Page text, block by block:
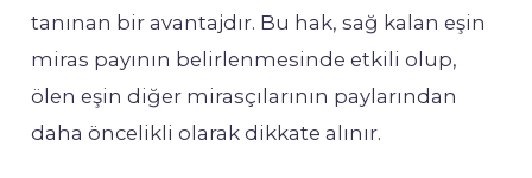
tanınan bir avantajdır. Bu hak, sağ kalan eşin
miras payının belirlenmesinde etkili olup,
ölen eşin diğer mirasçılarının paylarından
daha öncelikli olarak dikkate alınır.